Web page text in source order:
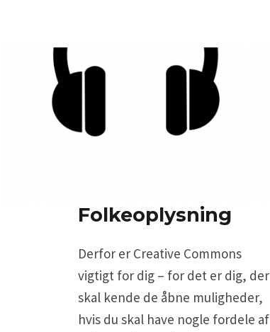
Folkeoplysning
Derfor er Creative Commons
vigtigt for dig – for det er dig, der
skal kende de åbne muligheder,
hvis du skal have nogle fordele af